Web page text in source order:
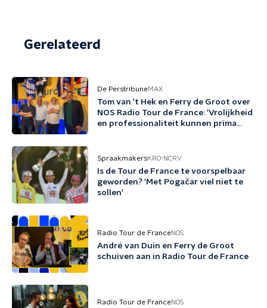
Gerelateerd
De PerstribuneMAX
Tom van 't Hek en Ferry de Groot over
NOS Radio Tour de France: 'Vrolijkheid
en professionaliteit kunnen prima
SpraakmakersKRO-NCRV
Is de Tour de France te voorspelbaar
geworden? 'Met Pogačar viel niet te
sollen'
Radio Tour de FranceNOS
André van Duin en Ferry de Groot
schuiven aan in Radio Tour de France
Radio Tour de FranceNOS